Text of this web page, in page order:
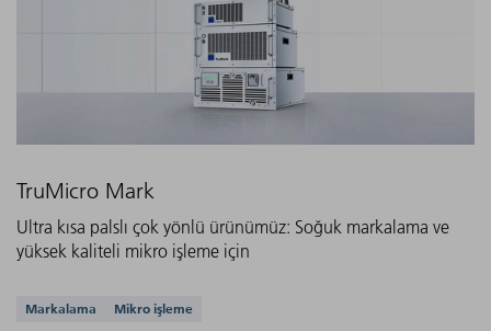
TruMicro Mark
Ultra kısa palslı çok yönlü ürünümüz: Soğuk markalama ve
yüksek kaliteli mikro işleme için
Desteklenen uygulamalar
Markalama Mikro işleme